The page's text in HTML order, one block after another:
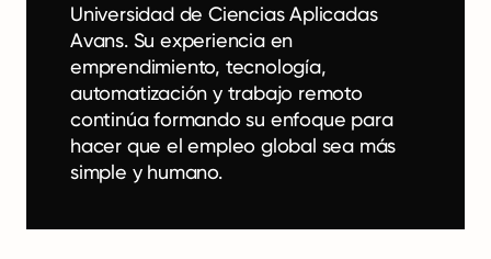
Universidad de Ciencias Aplicadas
Avans. Su experiencia en
emprendimiento, tecnología,
automatización y trabajo remoto
continúa formando su enfoque para
hacer que el empleo global sea más
simple y humano.